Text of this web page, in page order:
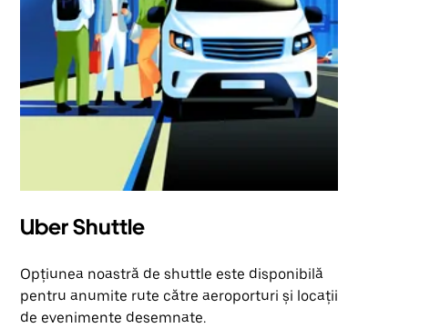
Uber Shuttle
Opțiunea noastră de shuttle este disponibilă
pentru anumite rute către aeroporturi și locații
de evenimente desemnate.